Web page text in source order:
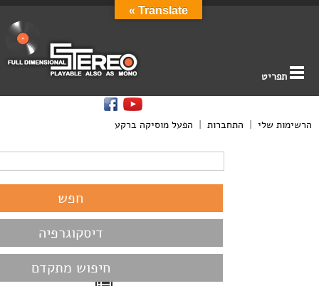
תפריט
הרשימות שלי | התחברות | הפעל מוסיקה ברקע
דיסקוגרפיה
חיפוש מתקדם
Translate »